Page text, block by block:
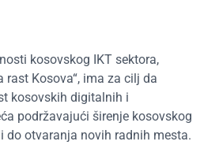
kosovskog IKT sektora,
rast Kosova“, ima za cilj da
kosovskih digitalnih i
podržavajući širenje kosovskog
do otvaranja novih radnih mesta.